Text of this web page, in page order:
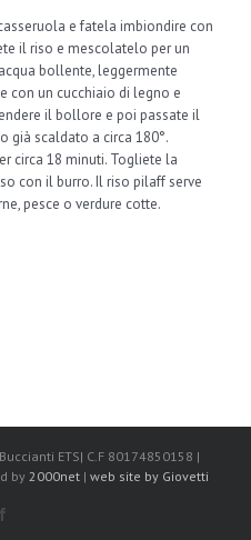
e fatela imbiondire con
il riso e mescolatelo per un
bollente, leggermente
con un cucchiaio di legno e
il bollore e poi passate il
già scaldato a circa 180°.
circa 18 minuti. Togliete la
con il burro. Il riso pilaff serve
pesce o verdure cotte.
ETS| C.F 80174850158 |
by 2000net | web site by Giovetti